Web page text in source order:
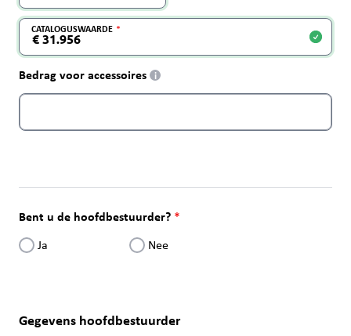
CATALOGUSWAARDE
Bedrag voor accessoires i
Bent u de hoofdbestuurder?
Ja Nee
Gegevens hoofdbestuurder